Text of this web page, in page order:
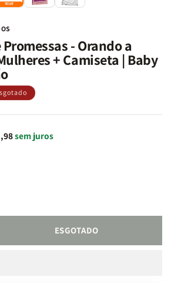
- Orando a
+ Camiseta | Baby
sem juros
ESGOTADO